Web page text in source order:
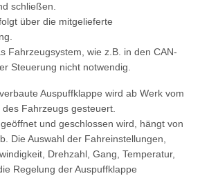
schließen.
über die mitgelieferte
Fahrzeugsystem, wie z.B. in den CAN-
Steuerung nicht notwendig.
Auspuffklappe wird ab Werk vom
Fahrzeugs gesteuert.
und geschlossen wird, hängt von
Die Auswahl der Fahreinstellungen,
Drehzahl, Gang, Temperatur,
Regelung der Auspuffklappe